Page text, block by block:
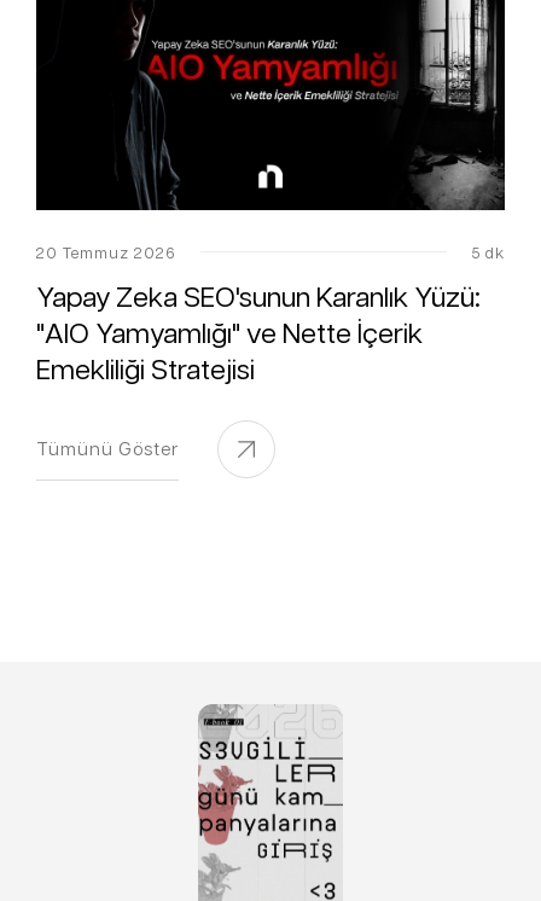
20 Temmuz 2026 5 dk
Yapay Zeka SEO'sunun Karanlık Yüzü:
"AIO Yamyamlığı" ve Nette İçerik
Emekliliği Stratejisi
Tümünü Göster